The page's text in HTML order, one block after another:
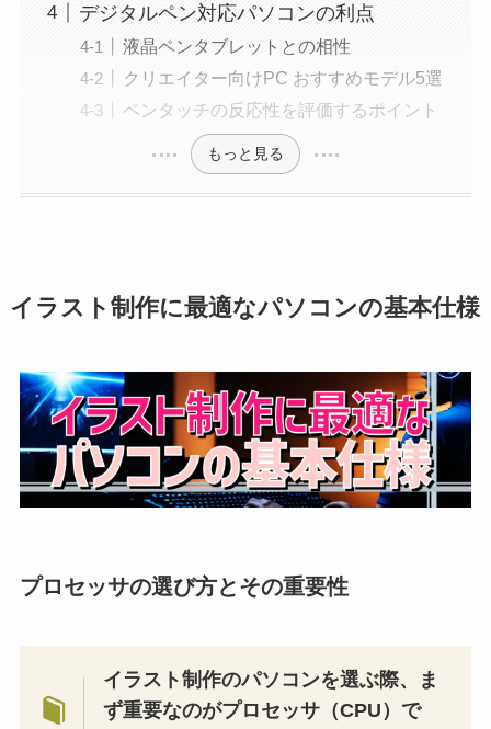
デジタルペン対応パソコンの利点
液晶ペンタブレットとの相性
クリエイター向けPC おすすめモデル5選
ペンタッチの反応性を評価するポイント
もっと見る
イラスト制作に最適なパソコンの基本仕様
プロセッサの選び方とその重要性
イラスト制作のパソコンを選ぶ際、ま
ず重要なのがプロセッサ（CPU）で